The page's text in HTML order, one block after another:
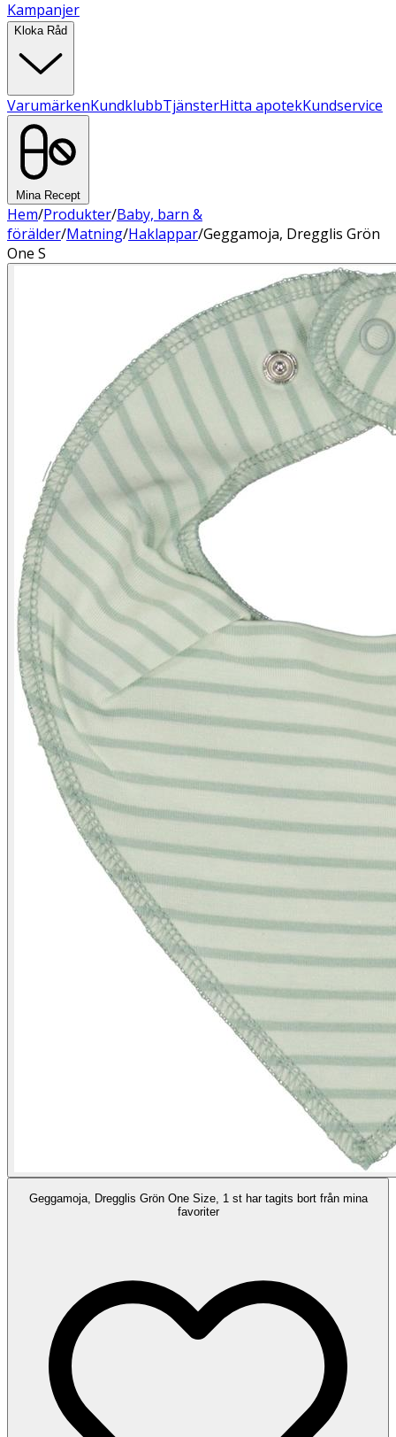
Kampanjer
Kloka Råd
VarumärkenKundklubbTjänsterHitta apotekKundservice
Mina Recept
Hem/Produkter/Baby, barn &
förälder/Matning/Haklappar/Geggamoja, Dregglis Grön
One S
Geggamoja, Dregglis Grön One Size, 1 st har tagits bort från mina
favoriter